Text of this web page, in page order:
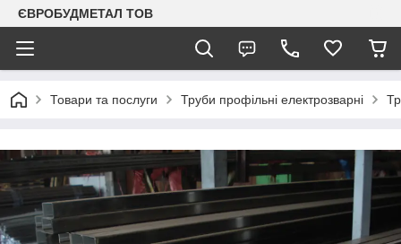
ЄВРОБУДМЕТАЛ ТОВ
Товари та послуги Труби профільні електрозварні